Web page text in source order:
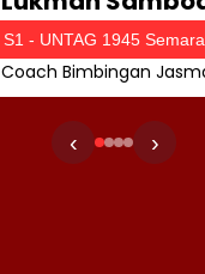
S1 - UNTAG 1945
Coach Bimbingan
‹ ›